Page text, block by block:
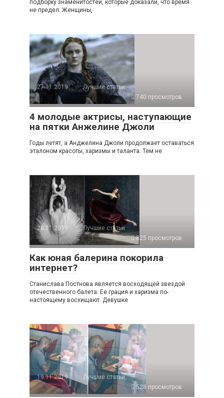
подборку знаменитостей, которые доказали, что время
не предел. Женщины,
27.11.2019
Лучшие статьи
740 просмотров
4 молодые актрисы, наступающие
на пятки Анжелине Джоли
Годы летят, а Анджелина Джоли продолжает оставаться
эталоном красоты, харизмы и таланта. Тем не
26.11.2019
Лучшие статьи
825 просмотров
Как юная балерина покорила
интернет?
Станислава Постнова является восходящей звездой
отечественного балета. Ее грация и харизма по-
настоящему восхищают. Девушке
19.11.2019
Лучшие статьи
528 просмотров